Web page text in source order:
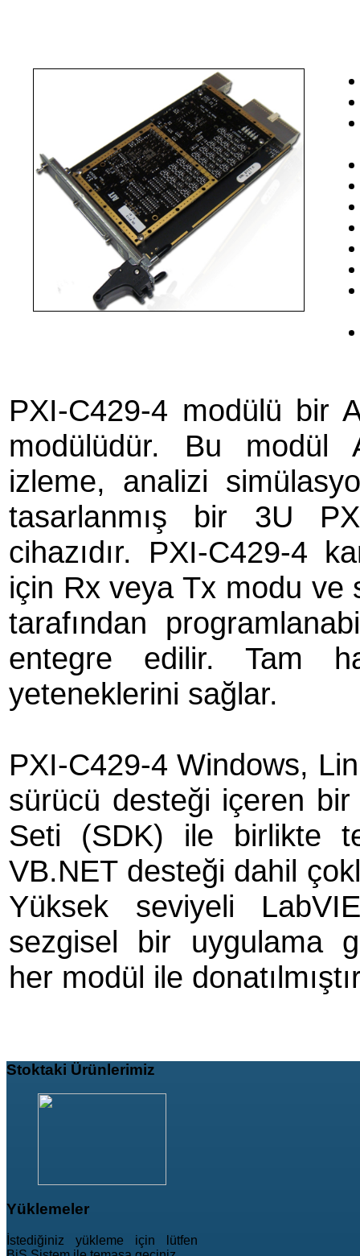
PXI-C429-4 modülü bir
modülüdür. Bu modül
izleme, analizi
tasarlanmış bir 3U
cihazıdır. PXI-C429-4
için Rx veya Tx modu ve
tarafından
entegre edilir. Tam
yeteneklerini sağlar.
PXI-C429-4 Windows,
sürücü desteği içeren bir
Seti (SDK) ile birlikte
VB.NET desteği dahil
Yüksek seviyeli
sezgisel bir uygulama
her modül ile
Stoktaki Ürünlerimiz
Yüklemeler
İstediğiniz yükleme için lütfen